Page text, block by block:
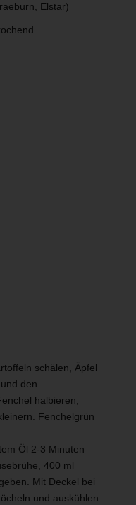
Elstar)
schälen, Äpfel
den
halbieren,
Fenchelgrün
Öl 2-3 Minuten
400 ml
Mit Deckel bei
und auskühlen